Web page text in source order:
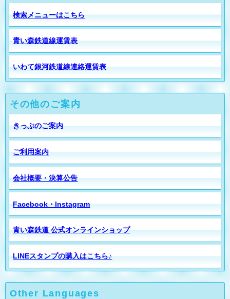
検索メニューはこちら
青い森鉄道線運賃表
いわて銀河鉄道線連絡運賃表
その他のご案内
きっぷのご案内
ご利用案内
会社概要・決算公告
Facebook・Instagram
青い森鉄道 公式オンラインショップ
LINEスタンプの購入はこちら♪
Other Languages